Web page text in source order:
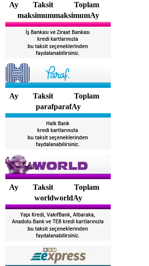
Ay Taksit
Toplam
maksimummaksimumAy
Ay Taksit
Toplam
parafparafAy
Ay Taksit
Toplam
worldworldAy